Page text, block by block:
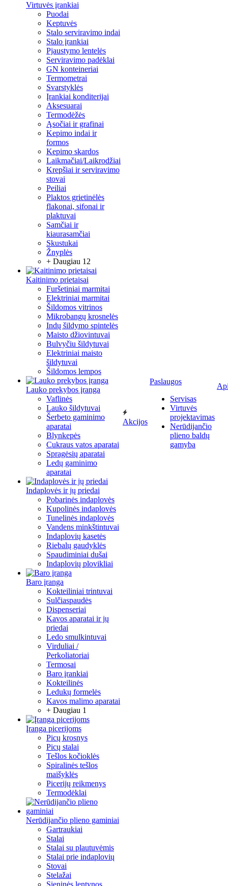
Virtuvės įrankiai
Puodai
Keptuvės
Stalo serviravimo indai
Stalo įrankiai
Pjaustymo lentelės
Serviravimo padėklai
GN konteineriai
Termometrai
Svarstyklės
Įrankiai konditerijai
Aksesuarai
Termodėžės
Ąsočiai ir grafinai
Kepimo indai ir
formos
Kepimo skardos
Laikmačiai/Laikrodžiai
Krepšiai ir serviravimo
stovai
Peiliai
Plaktos grietinėlės
flakonai, sifonai ir
plaktuvai
Samčiai ir
kiaurasamčiai
Skustukai
Žnyplės
+ Daugiau 12
Kaitinimo prietaisai
Furšetiniai marmitai
Elektriniai marmitai
Šildomos vitrinos
Mikrobangų krosnelės
Indų šildymo spintelės
Maisto džiovintuvai
Bulvyčiu šildytuvai
Elektriniai maisto
šildytuvai
Šildomos lempos
Lauko prekybos įranga
Vaflinės
Lauko šildytuvai
Šerbeto gaminimo
aparatai
Blynkepės
Cukraus vatos aparatai
Spragėsių aparatai
Ledų gaminimo
aparatai
Indaplovės ir jų priedai
Pobarinės indaplovės
Kupolinės indaplovės
Tunelinės indaplovės
Vandens minkštintuvai
Indaplovių kasetės
Riebalų gaudyklės
Spaudiminiai dušai
Indaplovių plovikliai
Baro įranga
Kokteiliniai trintuvai
Sulčiaspaudės
Dispenseriai
Kavos aparatai ir jų
priedai
Ledo smulkintuvai
Virduliai /
Perkoliatoriai
Termosai
Baro įrankiai
Kokteilinės
Ledukų formelės
Kavos malimo aparatai
+ Daugiau 1
Įranga picerijoms
Picų krosnys
Picų stalai
Tešlos kočioklės
Spiralinės tešlos
maišyklės
Picerijų reikmenys
Termodėklai
Nerūdijančio plieno gaminiai
Gartraukiai
Stalai
Stalai su plautuvėmis
Stalai prie indaplovių
Stovai
Stelažai
Sieninės lentynos
Akcijos
Paslaugos
Servisas
Virtuvės
projektavimas
Nerūdijančio
plieno baldų
gamyba